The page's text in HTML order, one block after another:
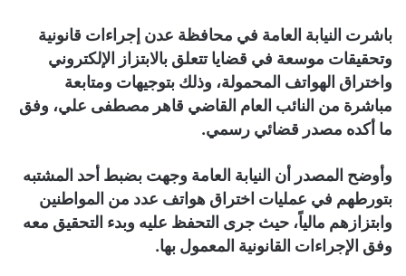
باشرت النيابة العامة في محافظة عدن إجراءات قانونية
وتحقيقات موسعة في قضايا تتعلق بالابتزاز الإلكتروني
واختراق الهواتف المحمولة، وذلك بتوجيهات ومتابعة
مباشرة من النائب العام القاضي قاهر مصطفى علي، وفق
ما أكده مصدر قضائي رسمي.
وأوضح المصدر أن النيابة العامة وجهت بضبط أحد المشتبه
بتورطهم في عمليات اختراق هواتف عدد من المواطنين
وابتزازهم مالياً، حيث جرى التحفظ عليه وبدء التحقيق معه
وفق الإجراءات القانونية المعمول بها.